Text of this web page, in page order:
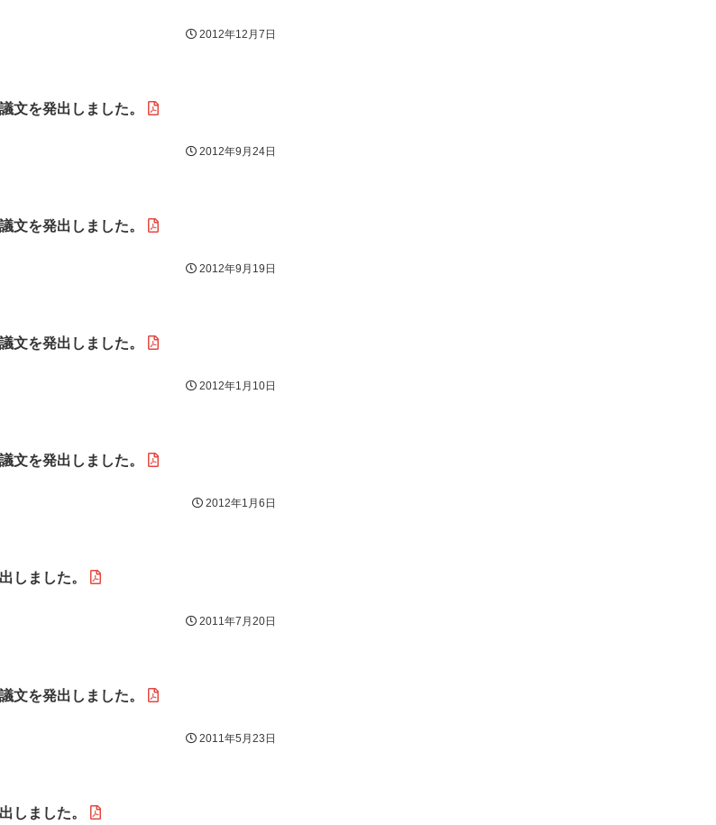
2012年12月7日
文を発出しました。
2012年9月24日
文を発出しました。
2012年9月19日
文を発出しました。
2012年1月10日
文を発出しました。
2012年1月6日
しました。
2011年7月20日
文を発出しました。
2011年5月23日
しました。